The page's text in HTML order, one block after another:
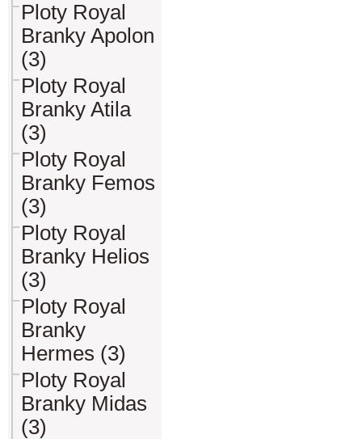
Ploty Royal
Branky Apolon
(3)
Ploty Royal
Branky Atila
(3)
Ploty Royal
Branky Femos
(3)
Ploty Royal
Branky Helios
(3)
Ploty Royal
Branky
Hermes (3)
Ploty Royal
Branky Midas
(3)